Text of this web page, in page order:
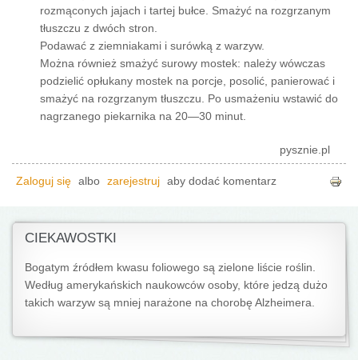
rozmąconych jajach i tartej bułce. Smażyć na rozgrzanym
tłuszczu z dwóch stron.
Podawać z ziemniakami i surówką z warzyw.
Można również smażyć surowy mostek: należy wówczas
podzielić opłukany mostek na porcje, posolić, panierować i
smażyć na rozgrzanym tłuszczu. Po usmażeniu wstawić do
nagrzanego piekarnika na 20—30 minut.
pysznie.pl
Zaloguj się albo zarejestruj aby dodać komentarz
CIEKAWOSTKI
Bogatym źródłem kwasu foliowego są zielone liście roślin.
Według amerykańskich naukowców osoby, które jedzą dużo
takich warzyw są mniej narażone na chorobę Alzheimera.